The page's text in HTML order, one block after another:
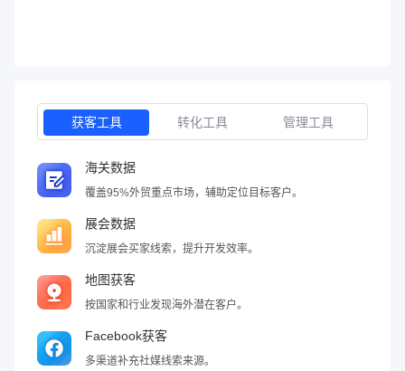
获客工具 转化工具 管理工具
海关数据
覆盖95%外贸重点市场，辅助定位目标客户。
展会数据
沉淀展会买家线索，提升开发效率。
地图获客
按国家和行业发现海外潜在客户。
Facebook获客
多渠道补充社媒线索来源。